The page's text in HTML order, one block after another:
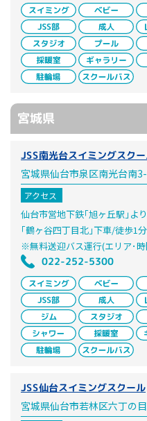
宮城県
JSS南光台スイミングスク
宮城県仙台市泉区南光台南
アクセス
仙台市営地下鉄｢旭ヶ丘駅｣よ
｢鶴ヶ谷四丁目北｣下車/徒歩1分
※無料送迎バス運行(エリア･
022-252-5300
JSS仙台スイミングスクール
宮城県仙台市若林区六丁の